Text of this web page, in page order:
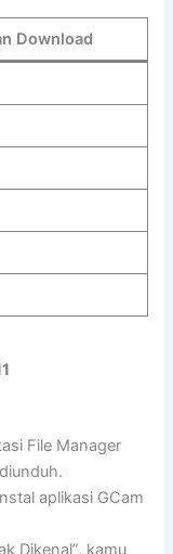
Download
File Manager
aplikasi GCam
Dikenal”, kamu